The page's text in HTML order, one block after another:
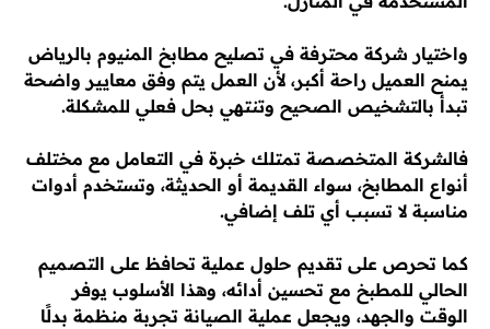
واختيار شركة محترفة في تصليح مطابخ المنيوم بالرياض
يمنح العميل راحة أكبر، لأن العمل يتم وفق معايير واضحة
تبدأ بالتشخيص الصحيح وتنتهي بحل فعلي للمشكلة.
فالشركة المتخصصة تمتلك خبرة في التعامل مع مختلف
أنواع المطابخ، سواء القديمة أو الحديثة، وتستخدم أدوات
مناسبة لا تسبب أي تلف إضافي.
كما تحرص على تقديم حلول عملية تحافظ على التصميم
الحالي للمطبخ مع تحسين أدائه، وهذا الأسلوب يوفر
الوقت والجهد، ويجعل عملية الصيانة تجربة منظمة بدلًا